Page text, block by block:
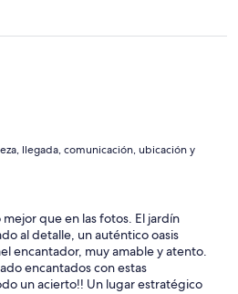
llegada, comunicación, ubicación y
que en las fotos. El jardín
al detalle, un auténtico oasis
encantador, muy amable y atento.
encantados con estas
un acierto!! Un lugar estratégico